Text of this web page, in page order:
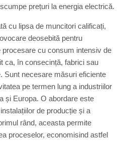
prețuri la energia electrică.
cu lipsa de muncitori calificați,
deosebită pentru
procesare cu consum intensiv de
ca, în consecință, fabrici sau
Sunt necesare măsuri eficiente
pe termen lung a industriilor
și Europa. O abordare este
de producție și a
rând, aceasta permite
proceselor, economisind astfel